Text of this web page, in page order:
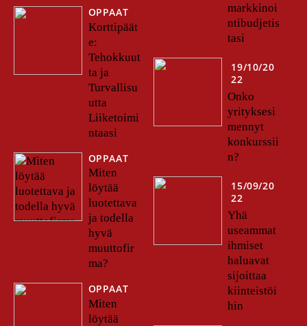
OPPAAT
Korttipäät
e:
Tehokkuut
ta ja
Turvallisu
utta
Liiketoimi
ntaasi
OPPAAT
Miten
löytää
luotettava
ja todella
hyvä
muuttofir
ma?
OPPAAT
Miten
löytää
markkinoi
ntibudjetis
tasi
19/10/20
22
Onko
yrityksesi
mennyt
konkurssii
n?
15/09/20
22
Yhä
useammat
ihmiset
haluavat
sijoittaa
kiinteistöi
hin